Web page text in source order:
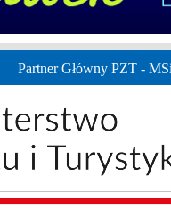
Partner Główny PZT -